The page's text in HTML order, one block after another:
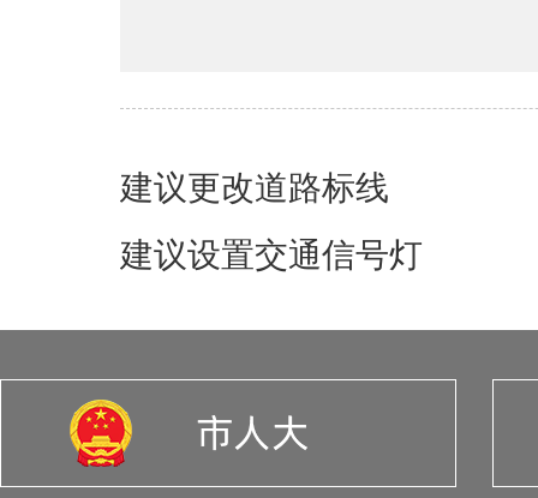
建议更改道路标线
建议设置交通信号灯